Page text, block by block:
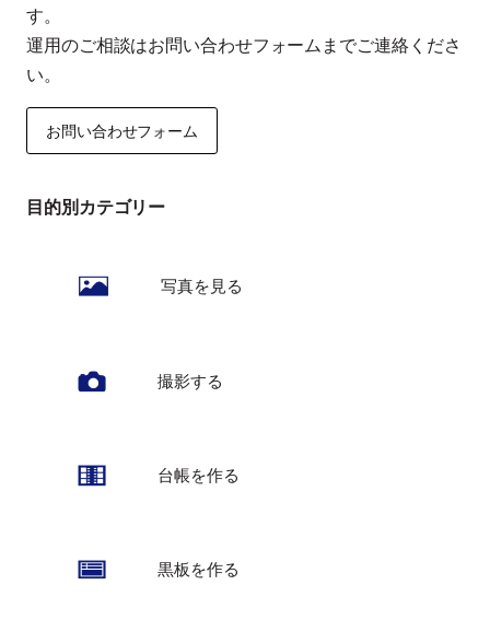
目的別カテゴリー
写真を見る
撮影する
台帳を作る
黒板を作る
す。
運用のご相談はお問い合わせフォームまでご連絡くださ
い。
お問い合わせフォーム